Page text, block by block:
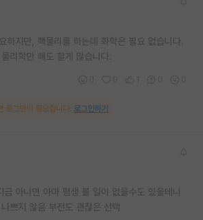
하지만, 핵물리를 하는데 화학은 필요 없습니다.
리학만 해도 할게 많습니다.
로그인이 필요합니다. 로그인하기
금 아니면 아마 평생 볼 일이 없을수도 있을테니
쁘지 않음 부전도 괜찮은 선택